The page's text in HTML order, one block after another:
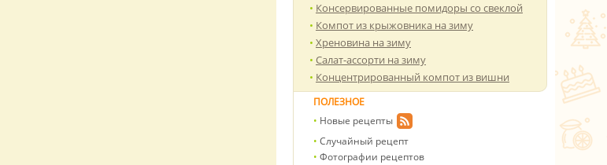
Консервированные помидоры со свеклой
Компот из крыжовника на зиму
Хреновина на зиму
Салат-ассорти на зиму
Концентрированный компот из вишни
ПОЛЕЗНОЕ
Новые рецепты
Случайный рецепт
Фотографии рецептов